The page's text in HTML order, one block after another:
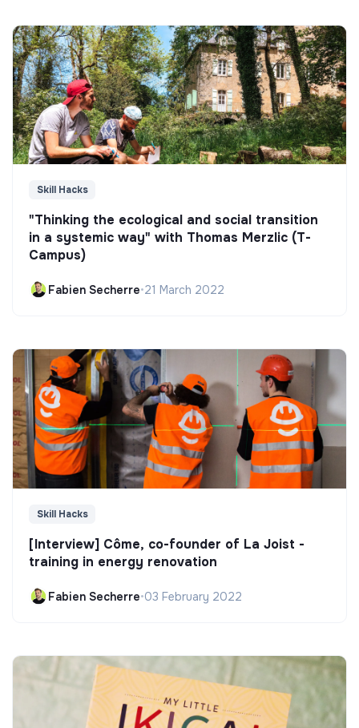
Skill Hacks
"Thinking the ecological and social transition
in a systemic way" with Thomas Merzlic (T-
Campus)
Fabien Secherre•21 March 2022
Skill Hacks
[Interview] Côme, co-founder of La Joist -
training in energy renovation
Fabien Secherre•03 February 2022